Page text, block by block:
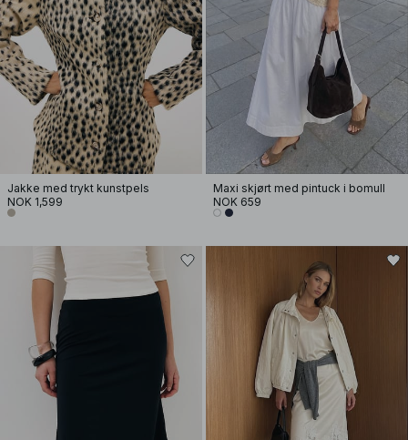
Jakke med trykt kunstpels
NOK 1,599
Maxi skjørt med pintuck i bomull
NOK 659